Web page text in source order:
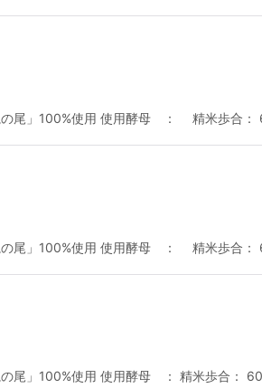
「亀の尾」100%使用 使用酵母 ：
「亀の尾」100%使用 使用酵母 ：
尾」100%使用 使用酵母 ： 精米歩合